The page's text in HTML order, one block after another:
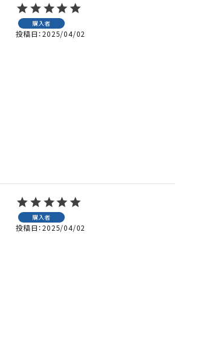
購入者
投稿日 2025/04/02
購入者
投稿日 2025/04/02